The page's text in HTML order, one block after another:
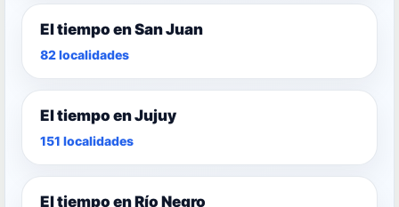
El tiempo en San Juan
82 localidades
El tiempo en Jujuy
151 localidades
El tiempo en Río Negro